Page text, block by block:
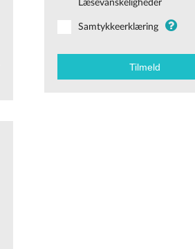
Læsevanskeligheder
Samtykkeerklæring